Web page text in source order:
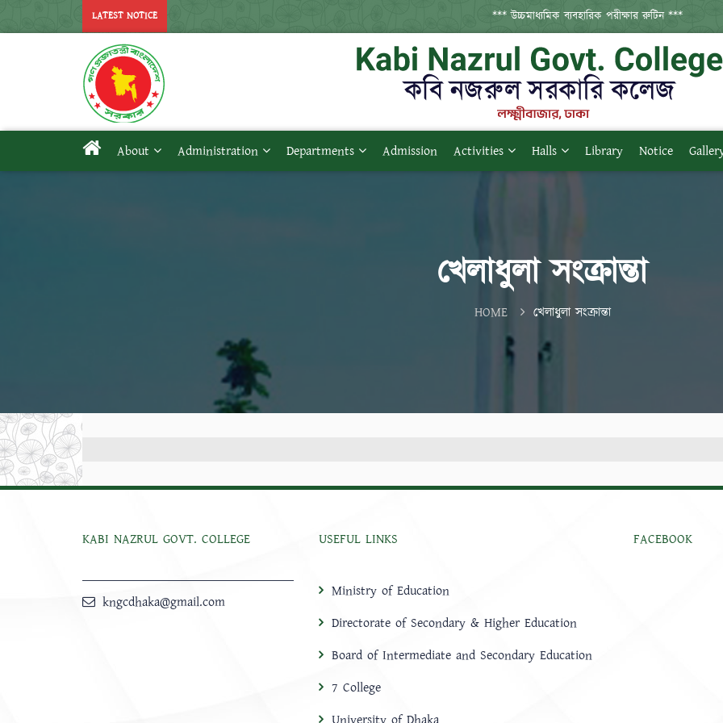
LATEST NOTICE *** উচ্চমাধ্যমিক ব্যবহারিক পরীক্ষার রুটিন ***
About Administration Departments Admission Activities Halls Library Notice
খেলাধুলা সংক্রান্তা
HOME খেলাধুলা সংক্রান্তা
KABI NAZRUL GOVT. COLLEGE
kngcdhaka@gmail.com
USEFUL LINKS
Ministry of Education
Directorate of Secondary & Higher Education
Board of Intermediate and Secondary Education
7 College
FACEBOOK